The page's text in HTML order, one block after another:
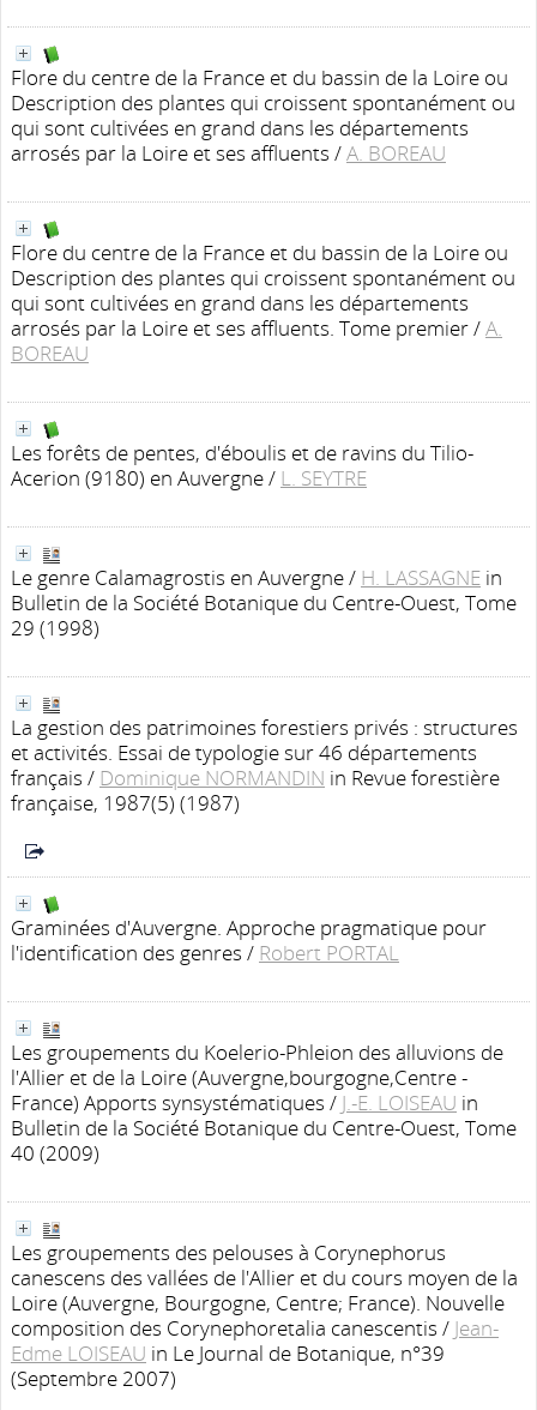
Flore du centre de la France et du bassin de la Loire ou
Description des plantes qui croissent spontanément ou
qui sont cultivées en grand dans les départements
arrosés par la Loire et ses affluents /A. BOREAU
Flore du centre de la France et du bassin de la Loire ou
Description des plantes qui croissent spontanément ou
qui sont cultivées en grand dans les départements
arrosés par la Loire et ses affluents. Tome premier/A.
BOREAU
Les forêts de pentes, d'éboulis et de ravins du Tilio-
Acerion (9180) en Auvergne/ L. SEYTRE
Le genre Calamagrostis en Auvergne/ H. LASSAGNE in
Bulletin de la Société Botanique du Centre-Ouest, Tome
29 (1998)
La gestion des patrimoines forestiers privés : structures
et activités. Essai de typologie sur 46 départements
français / Dominique NORMANDIN in Revue forestière
française, 1987(5) (1987)
Graminées d'Auvergne. Approche pragmatique pour
l'identification des genres / Robert PORTAL
Les groupements du Koelerio-Phleion des alluvions de
l'Allier et de la Loire (Auvergne,bourgogne,Centre -
France) Apports synsystématiques / J.-E. LOISEAU in
Bulletin de la Société Botanique du Centre-Ouest, Tome
40 (2009)
Les groupements des pelouses à Corynephorus
canescens des vallées de l'Allier et du cours moyen de la
Loire (Auvergne, Bourgogne, Centre; France). Nouvelle
composition des Corynephoretalia canescentis / Jean-
Edme LOISEAU in Le Journal de Botanique, n°39
(Septembre 2007)